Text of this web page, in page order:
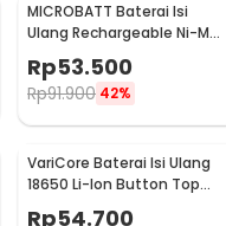
MICROBATT Baterai Isi
Ulang Rechargeable Ni-MH
Button Top 1.2V AA-
1000mAh
Rp53.500
Rp91.900 42%
VariCore Baterai Isi Ulang
18650 Li-Ion Button Top
Rp54.700